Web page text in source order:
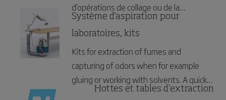
d'opérations de collage ou de la
manipulation de solvants, par exemple.
Une solution flexible, économique et
pratique offrant un poste de travail
exempt de fumée aux laboratoires et à
l'industrie électronique, par exemple.
Système d'aspiration pour
laboratoires, kits
Kits for extraction of fumes and
capturing of odors when for example
gluing or working with solvents. A quick
and convenient solution for creating a
Hottes et tables d’extraction